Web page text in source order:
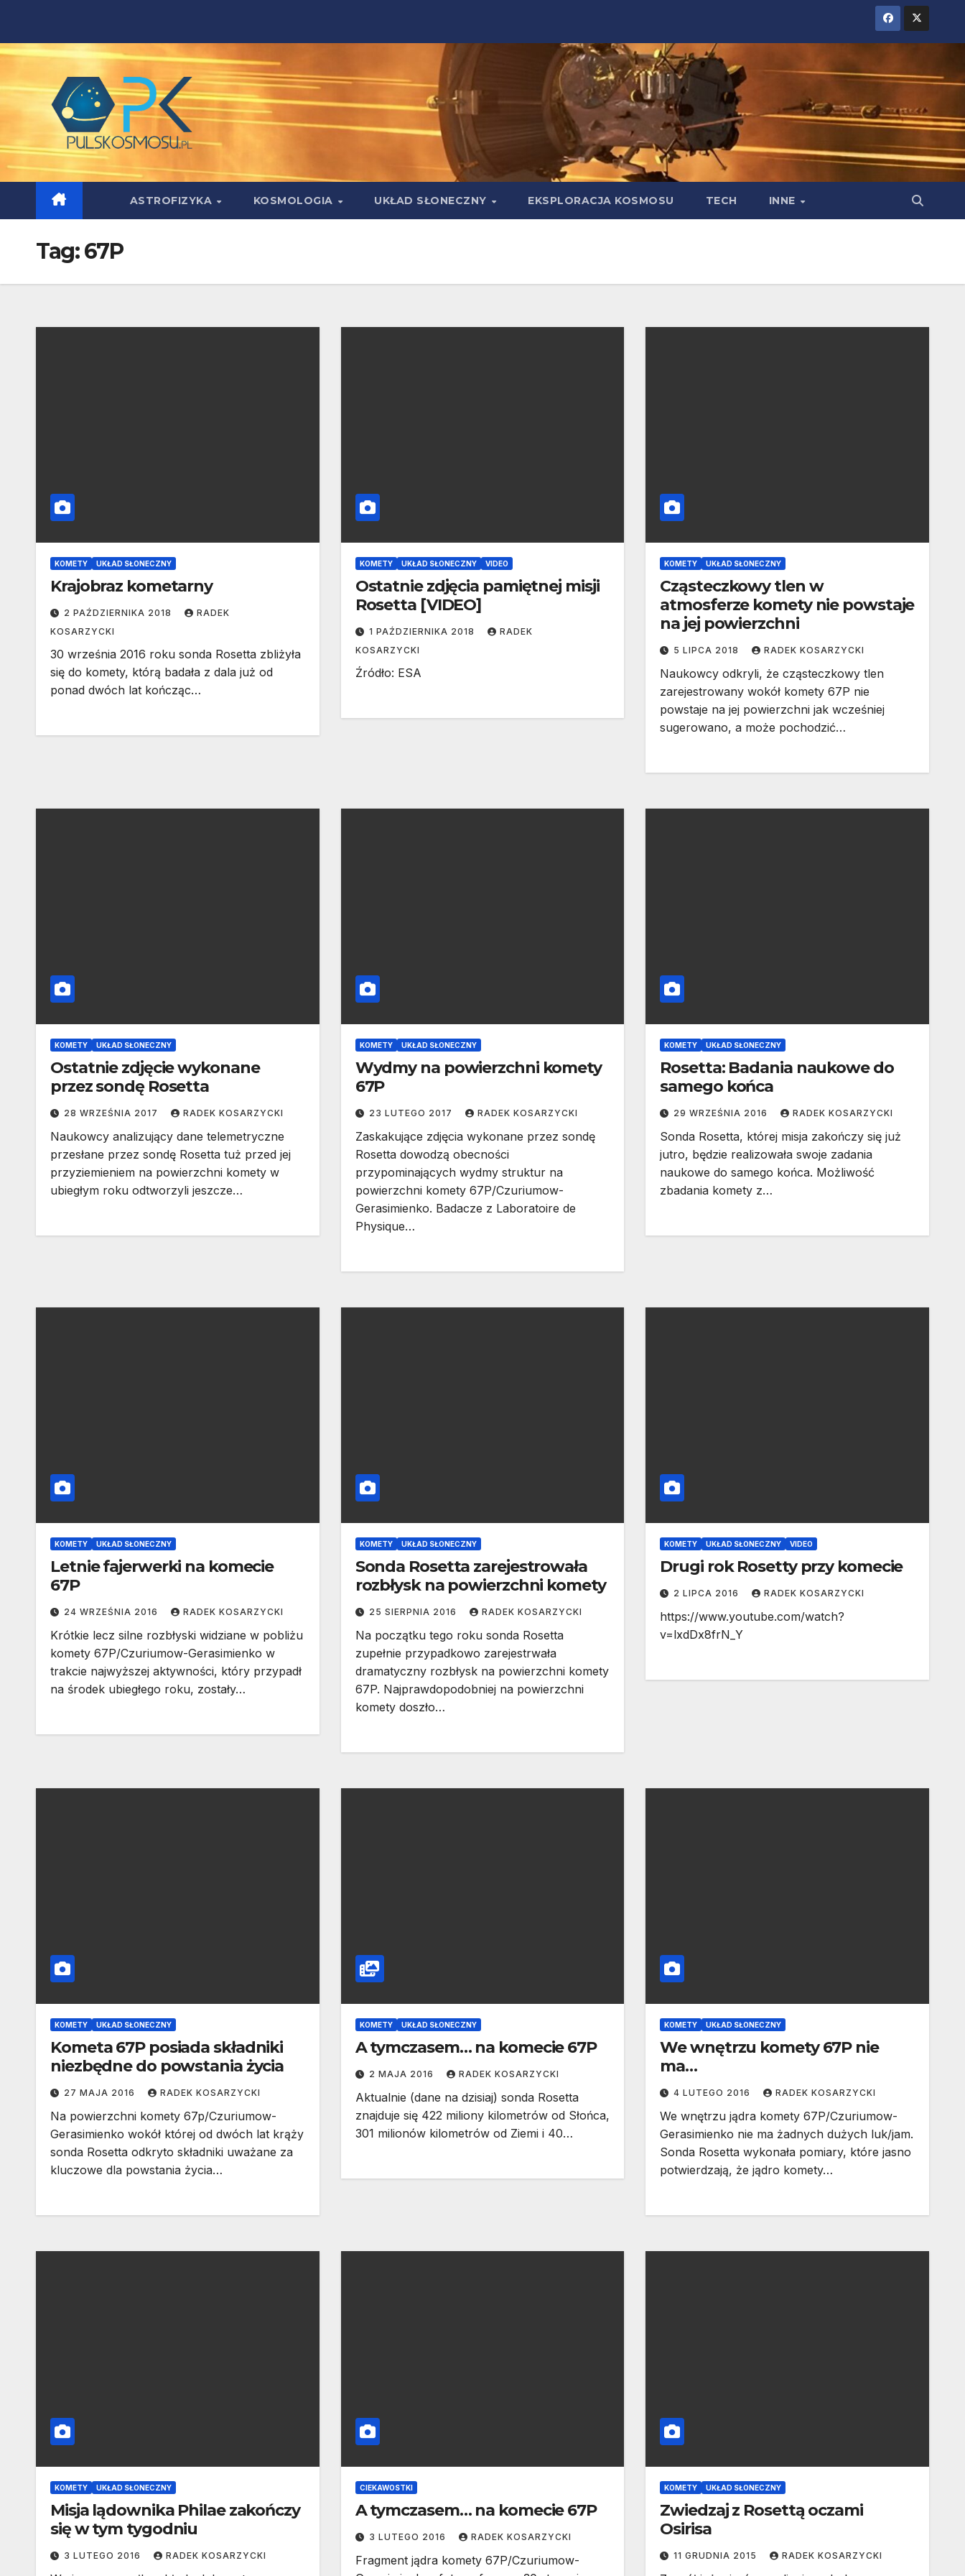
content
ASTROFIZYKA KOSMOLOGIA UKŁAD SŁONECZNY EKSPLORACJA KOSMOSU TECH INNE
Tag:67P
KOMETY UKŁAD SŁONECZNY
Krajobraz kometarny
2 PAŹDZIERNIKA 2018
RADEK
KOSARZYCKI
30 września 2016 roku sonda Rosetta zbliżyła
się do komety, którą badała z dala już od
ponad dwóch lat kończąc…
KOMETY UKŁAD SŁONECZNY VIDEO
Ostatnie zdjęcia pamiętnej misji
Rosetta [VIDEO]
1 PAŹDZIERNIKA 2018
RADEK
KOSARZYCKI
Źródło: ESA
KOMETY UKŁAD SŁONECZNY
Cząsteczkowy tlen w
atmosferze komety nie powstaje
na jej powierzchni
5 LIPCA 2018 RADEK KOSARZYCKI
Naukowcy odkryli, że cząsteczkowy tlen
zarejestrowany wokół komety 67P nie
powstaje na jej powierzchni jak wcześniej
sugerowano, a może pochodzić…
KOMETY UKŁAD SŁONECZNY
Ostatnie zdjęcie wykonane
przez sondę Rosetta
28 WRZEŚNIA 2017 RADEK KOSARZYCKI
Naukowcy analizujący dane telemetryczne
przesłane przez sondę Rosetta tuż przed jej
przyziemieniem na powierzchni komety w
ubiegłym roku odtworzyli jeszcze…
KOMETY UKŁAD SŁONECZNY
Wydmy na powierzchni komety
67P
23 LUTEGO 2017 RADEK KOSARZYCKI
Zaskakujące zdjęcia wykonane przez sondę
Rosetta dowodzą obecności
przypominających wydmy struktur na
powierzchni komety 67P/Czuriumow-
Gerasimienko. Badacze z Laboratoire de
Physique…
KOMETY UKŁAD SŁONECZNY
Rosetta: Badania naukowe do
samego końca
29 WRZEŚNIA 2016 RADEK KOSARZYCKI
Sonda Rosetta, której misja zakończy się już
jutro, będzie realizowała swoje zadania
naukowe do samego końca. Możliwość
zbadania komety z…
KOMETY UKŁAD SŁONECZNY
Letnie fajerwerki na komecie
67P
24 WRZEŚNIA 2016 RADEK KOSARZYCKI
Krótkie lecz silne rozbłyski widziane w pobliżu
komety 67P/Czuriumow-Gerasimienko w
trakcie najwyższej aktywności, który przypadł
na środek ubiegłego roku, zostały…
KOMETY UKŁAD SŁONECZNY
Sonda Rosetta zarejestrowała
rozbłysk na powierzchni komety
25 SIERPNIA 2016 RADEK KOSARZYCKI
Na początku tego roku sonda Rosetta
zupełnie przypadkowo zarejestrwała
dramatyczny rozbłysk na powierzchni komety
67P. Najprawdopodobniej na powierzchni
komety doszło…
KOMETY UKŁAD SŁONECZNY VIDEO
Drugi rok Rosetty przy komecie
2 LIPCA 2016 RADEK KOSARZYCKI
https://www.youtube.com/watch?
v=lxdDx8frN_Y
KOMETY UKŁAD SŁONECZNY
Kometa 67P posiada składniki
niezbędne do powstania życia
27 MAJA 2016 RADEK KOSARZYCKI
Na powierzchni komety 67p/Czuriumow-
Gerasimienko wokół której od dwóch lat krąży
sonda Rosetta odkryto składniki uważane za
kluczowe dla powstania życia…
KOMETY UKŁAD SŁONECZNY
A tymczasem… na komecie 67P
2 MAJA 2016 RADEK KOSARZYCKI
Aktualnie (dane na dzisiaj) sonda Rosetta
znajduje się 422 miliony kilometrów od Słońca,
301 milionów kilometrów od Ziemi i 40…
KOMETY UKŁAD SŁONECZNY
We wnętrzu komety 67P nie
ma…
4 LUTEGO 2016 RADEK KOSARZYCKI
We wnętrzu jądra komety 67P/Czuriumow-
Gerasimienko nie ma żadnych dużych luk/jam.
Sonda Rosetta wykonała pomiary, które jasno
potwierdzają, że jądro komety…
KOMETY UKŁAD SŁONECZNY
Misja lądownika Philae zakończy
się w tym tygodniu
3 LUTEGO 2016 RADEK KOSARZYCKI
CIEKAWOSTKI
A tymczasem… na komecie 67P
3 LUTEGO 2016 RADEK KOSARZYCKI
Fragment jądra komety 67P/Czuriumow-
KOMETY UKŁAD SŁONECZNY
Zwiedzaj z Rosettą oczami
Osirisa
11 GRUDNIA 2015 RADEK KOSARZYCKI